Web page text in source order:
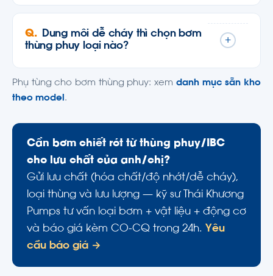
Dung môi dễ cháy thì chọn bơm
thùng phuy loại nào?
+
Phụ tùng cho bơm thùng phuy: xem danh mục sẵn kho
theo model .
Cần bơm chiết rót từ thùng phuy/IBC
cho lưu chất của anh/chị?
Gửi lưu chất (hóa chất/độ nhớt/dễ cháy),
loại thùng và lưu lượng — kỹ sư Thái Khương
Pumps tư vấn loại bơm + vật liệu + động cơ
và báo giá kèm CO-CQ trong 24h. Yêu
cầu báo giá →